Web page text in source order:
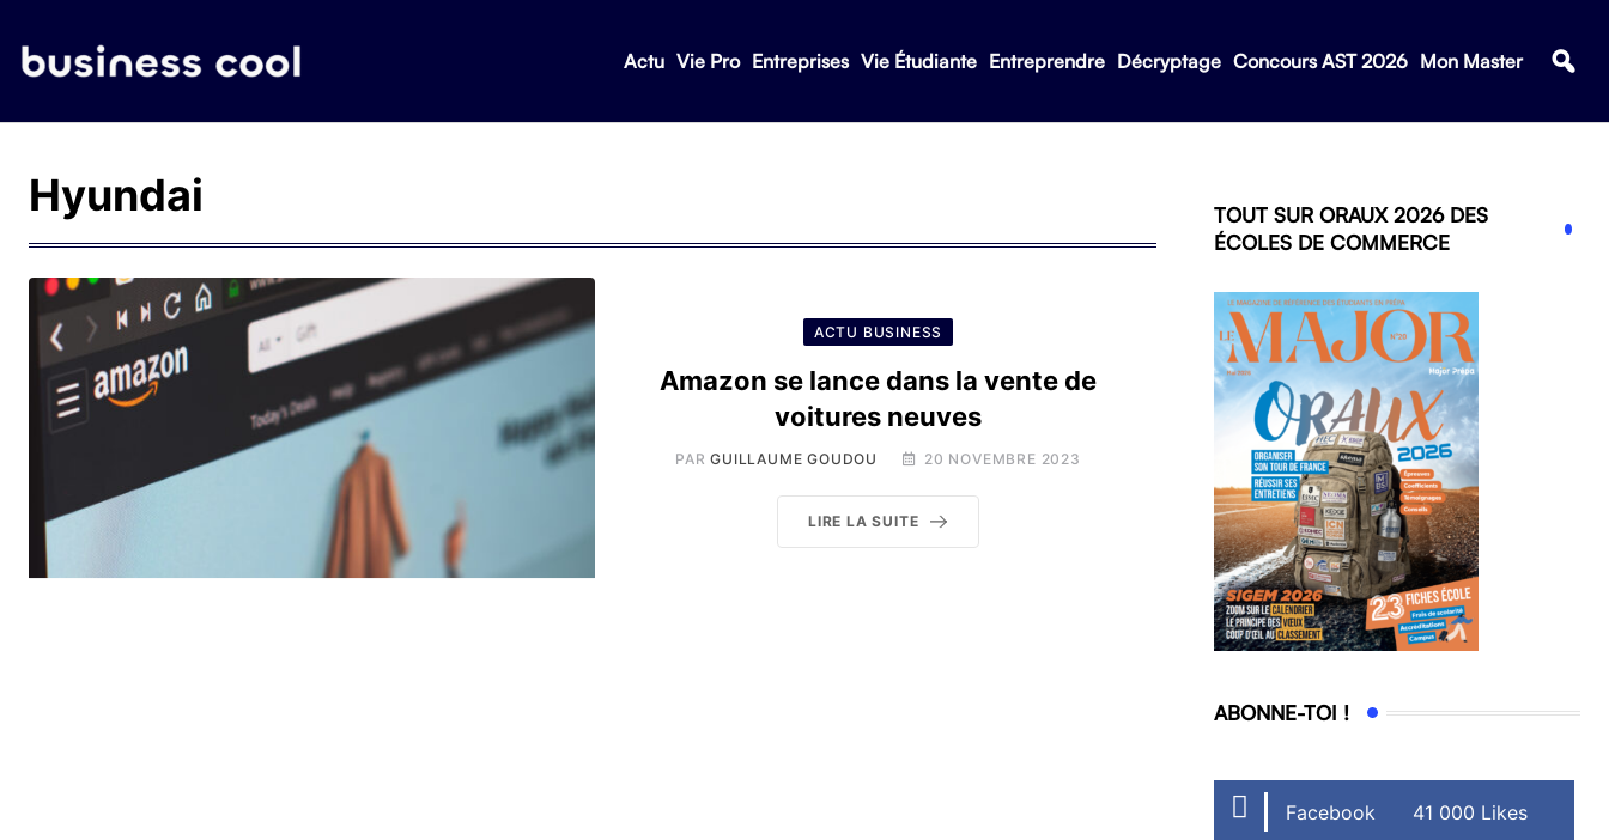
Actu Vie Pro Entreprises Vie Étudiante Entreprendre Décryptage Concours AST 2026 Mon Master
Hyundai
ACTU BUSINESS
Amazon se lance dans la vente de
voitures neuves
PARGUILLAUME GOUDOU 20 NOVEMBRE 2023
LIRE LA SUITE
TOUT SUR ORAUX 2026 DES
ÉCOLES DE COMMERCE
ABONNE-TOI !
Facebook 41 000 Likes